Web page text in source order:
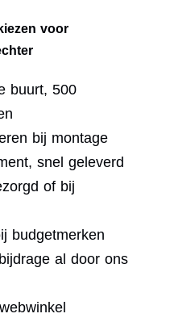
voor
buurt, 500
bij montage
snel geleverd
of bij
budgetmerken
al door ons